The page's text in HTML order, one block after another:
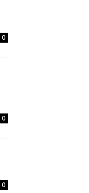
0
0
0